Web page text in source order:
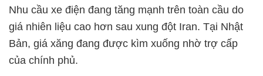
Nhu cầu xe điện đang tăng mạnh trên toàn cầu do
giá nhiên liệu cao hơn sau xung đột Iran. Tại Nhật
Bản, giá xăng đang được kìm xuống nhờ trợ cấp
của chính phủ.